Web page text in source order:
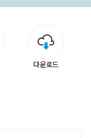
다운로드